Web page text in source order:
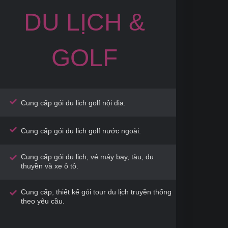
DU LỊCH &
GOLF
Cung cấp gói du lịch golf nội địa.
Cung cấp gói du lịch golf nước ngoài.
Cung cấp gói du lịch, vé máy bay, tàu, du
thuyền và xe ô tô.
Cung cấp, thiết kế gói tour du lịch truyền thống
theo yêu cầu.